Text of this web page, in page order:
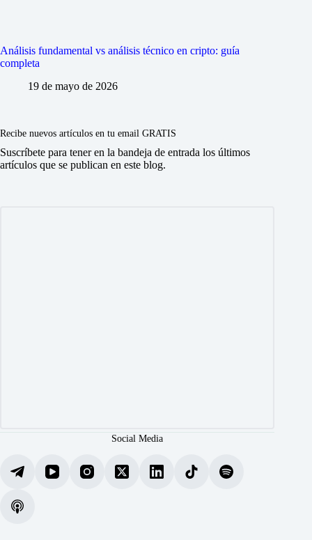
Análisis fundamental vs análisis técnico en cripto: guía
completa
19 de mayo de 2026
Recibe nuevos artículos en tu email GRATIS
Suscríbete para tener en la bandeja de entrada los últimos
artículos que se publican en este blog.
Social Media